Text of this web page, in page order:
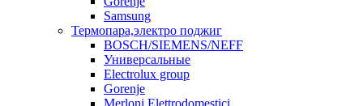
Samsung
Термопара,электро поджиг
BOSCH/SIEMENS/NEFF
Универсальные
Electrolux group
Gorenje
Merloni Elettrodomestici